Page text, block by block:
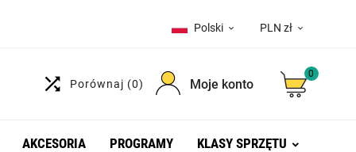
Polski  PLN zł 
 Porównaj (0) Moje konto
0
AKCESORIA PROGRAMY KLASY SPRZĘTU